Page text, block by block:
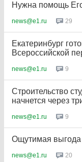
Нужна помощь
news@e1.ru 29
Екатеринбург
Всероссийской
news@e1.ru 9
Строительство
начнется через
news@e1.ru 9
Ощутимая выгода
news@e1.ru 20